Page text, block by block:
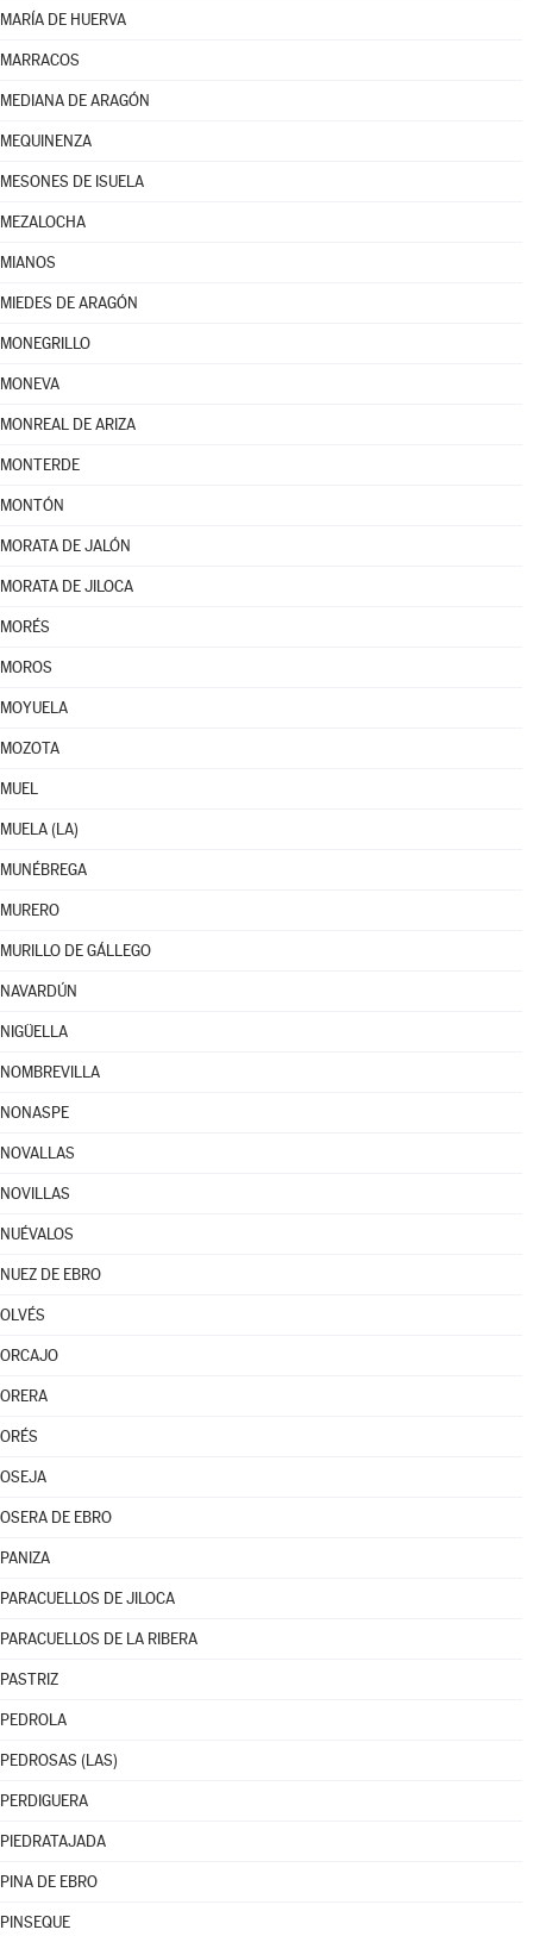
MARÍA DE HUERVA
MARRACOS
MEDIANA DE ARAGÓN
MEQUINENZA
MESONES DE ISUELA
MEZALOCHA
MIANOS
MIEDES DE ARAGÓN
MONEGRILLO
MONEVA
MONREAL DE ARIZA
MONTERDE
MONTÓN
MORATA DE JALÓN
MORATA DE JILOCA
MORÉS
MOROS
MOYUELA
MOZOTA
MUEL
MUELA (LA)
MUNÉBREGA
MURERO
MURILLO DE GÁLLEGO
NAVARDÚN
NIGÜELLA
NOMBREVILLA
NONASPE
NOVALLAS
NOVILLAS
NUÉVALOS
NUEZ DE EBRO
OLVÉS
ORCAJO
ORERA
ORÉS
OSEJA
OSERA DE EBRO
PANIZA
PARACUELLOS DE JILOCA
PARACUELLOS DE LA RIBERA
PASTRIZ
PEDROLA
PEDROSAS (LAS)
PERDIGUERA
PIEDRATAJADA
PINA DE EBRO
PINSEQUE